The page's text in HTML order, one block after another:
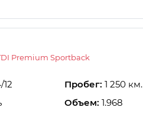
Premium Sportback
Пробег: 1 250 км.
Объем: 1.968